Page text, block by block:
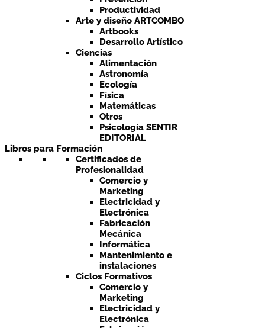
Productividad
Arte y diseño ARTCOMBO
Artbooks
Desarrollo Artístico
Ciencias
Alimentación
Astronomía
Ecología
Física
Matemáticas
Otros
Psicología SENTIR
EDITORIAL
Libros para Formación
Certificados de
Profesionalidad
Comercio y
Marketing
Electricidad y
Electrónica
Fabricación
Mecánica
Informática
Mantenimiento e
instalaciones
Ciclos Formativos
Comercio y
Marketing
Electricidad y
Electrónica